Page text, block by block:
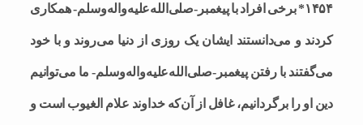
۱۴۵۴* برخی افراد با پیغمبر-صلی‌الله‌علیه‌واله‌وسلم- همکاری
کردند و می‌دانستند ایشان یک روزی از دنیا می‌روند و با خود
می‌گفتند با رفتن پیغمبر-صلی‌الله‌علیه‌واله‌وسلم- ما می‌توانیم
دین او را برگردانیم، غافل از آن‌که خداوند علام الغیوب است و